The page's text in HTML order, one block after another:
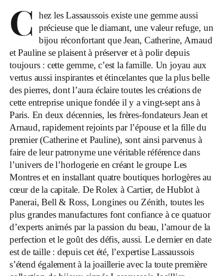
C
hez les Lassaussois existe une gemme aussi
précieuse que le diamant, une valeur refuge, un
bijou réconfortant que Jean, Catherine, Arnaud
et Pauline se plaisent à préserver et à polir depuis
toujours : cette gemme, c’est la famille. Un joyau aux
vertus aussi inspirantes et étincelantes que la plus belle
des pierres, dont l’aura éclaire toutes les créations de
cette entreprise unique fondée il y a vingt-sept ans à
Paris. En deux décennies, les frères-fondateurs Jean et
Arnaud, rapidement rejoints par l’épouse et la fille du
premier (Catherine et Pauline), sont ainsi parvenus à
faire de leur patronyme une véritable référence dans
l’univers de l’horlogerie en créant le groupe Les
Montres et en installant quatre boutiques horlogères au
cœur de la capitale. De Rolex à Cartier, de Hublot à
Panerai, Bell & Ross, Longines ou Zénith, toutes les
plus grandes manufactures font confiance à ce quatuor
d’experts animés par la passion du beau, l’amour de la
perfection et le goût des défis, aussi. Le dernier en date
est de taille : depuis cet été, l’expertise Lassaussois
s’étend également à la joaillerie avec la toute première